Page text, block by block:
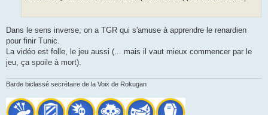
Dans le sens inverse, on a TGR qui s'amuse à apprendre le renardien
pour finir Tunic.
La vidéo est folle, le jeu aussi (... mais il vaut mieux commencer par le
jeu, ça spoile à mort).
Barde biclassé secrétaire de la Voix de Rokugan